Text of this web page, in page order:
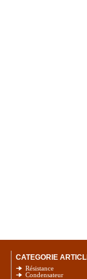
CATEGORIE
Résistance
Condensateur